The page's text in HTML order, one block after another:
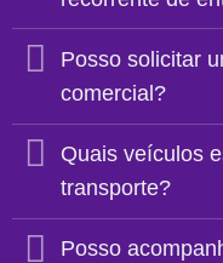
Posso solicitar
comercial?
Quais veículos
transporte?
Posso